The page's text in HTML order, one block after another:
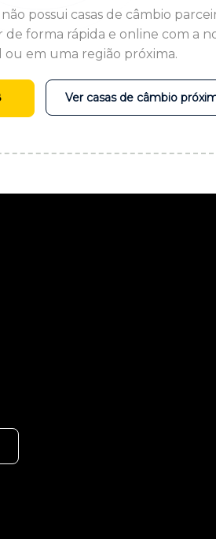
possui casas de câmbio
forma rápida e online com a
ou em uma região próxima.
Ver casas de câmbio